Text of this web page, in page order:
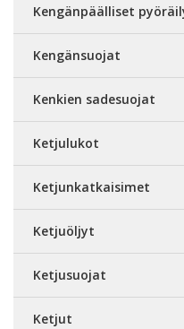
Kengänpäälliset
Kengänsuojat
Kenkien sadesuojat
Ketjulukot
Ketjunkatkaisimet
Ketjuöljyt
Ketjusuojat
Ketjut